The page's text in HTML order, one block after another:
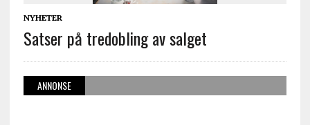
NYHETER
Satser på tredobling av salget
ANNONSE